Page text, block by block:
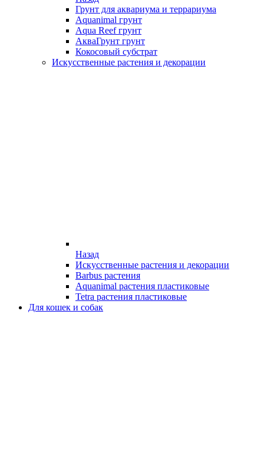
Грунт для аквариума и террариума
Aquanimal грунт
Aqua Reef грунт
АкваГрунт грунт
Кокосовый субстрат
Искусственные растения и декорации
Назад
Искусственные растения и декорации
Barbus растения
Aquanimal растения пластиковые
Tetra растения пластиковые
Для кошек и собак